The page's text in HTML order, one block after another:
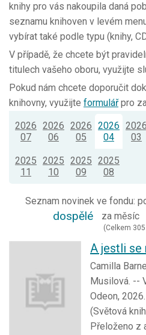
knihy pro vás nakoupila daná
seznamu knihoven v levém
vybírat také podle typu (knihy,
V případě, že chcete být
titulech vašeho oboru, využijte
Pokud nám chcete doporučit
knihovny, využijte formulářpro
2026
07
2026
06
2026
05
2026
04
2026
03
2025
11
2025
10
2025
09
2025
08
Seznam novinek ve fondu:
dospělé
za měsíc
(Celkem
A jestli se
Camilla
Musilová. --
Odeon,
(Světová
Přeloženo z